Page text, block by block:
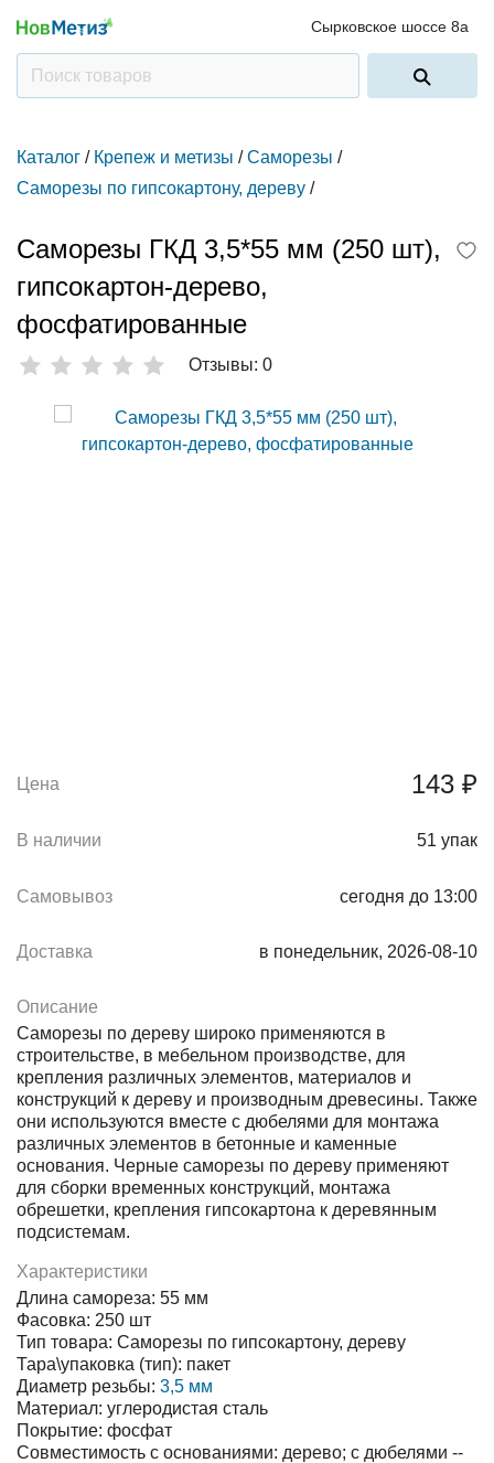
Сырковское шоссе 8а
Каталог / Крепеж и метизы / Саморезы /
Саморезы по гипсокартону, дереву /
Саморезы ГКД 3,5*55 мм (250 шт),
гипсокартон-дерево,
фосфатированные
Отзывы: 0
Цена 143 ₽
В наличии 51 упак
Самовывоз сегодня до 13:00
Доставка в понедельник, 2026-08-10
Описание
Саморезы по дереву широко применяются в
строительстве, в мебельном производстве, для
крепления различных элементов, материалов и
конструкций к дереву и производным древесины. Также
они используются вместе с дюбелями для монтажа
различных элементов в бетонные и каменные
основания. Черные саморезы по дереву применяют
для сборки временных конструкций, монтажа
обрешетки, крепления гипсокартона к деревянным
подсистемам.
Характеристики
Длина самореза: 55 мм
Фасовка: 250 шт
Тип товара: Саморезы по гипсокартону, дереву
Тара\упаковка (тип): пакет
Диаметр резьбы: 3,5 мм
Материал: углеродистая сталь
Покрытие: фосфат
Совместимость с основаниями: дерево; с дюбелями --